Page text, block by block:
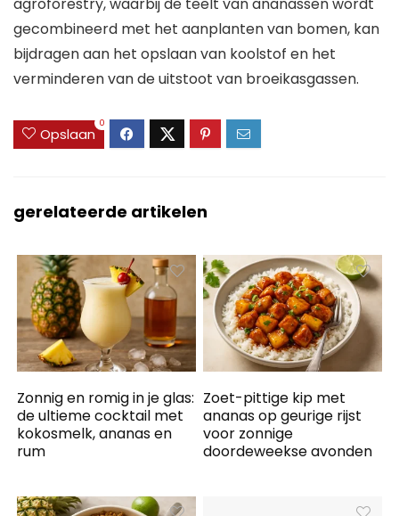
agroforestry, waarbij de teelt van ananassen wordt
gecombineerd met het aanplanten van bomen, kan
bijdragen aan het opslaan van koolstof en het
verminderen van de uitstoot van broeikasgassen.
Opslaan
0
gerelateerde artikelen
Zonnig en romig in je glas:
de ultieme cocktail met
kokosmelk, ananas en
rum
Zoet-pittige kip met
ananas op geurige rijst
voor zonnige
doordeweekse avonden